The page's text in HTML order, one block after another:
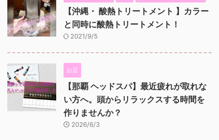
【沖縄・ 酸熱トリートメント 】カラー
と同時に酸熱トリートメント！
2021/9/5
お店
【那覇 ヘッドスパ】最近疲れが取れな
い方へ。頭からリラックスする時間を
作りませんか？
2026/6/3